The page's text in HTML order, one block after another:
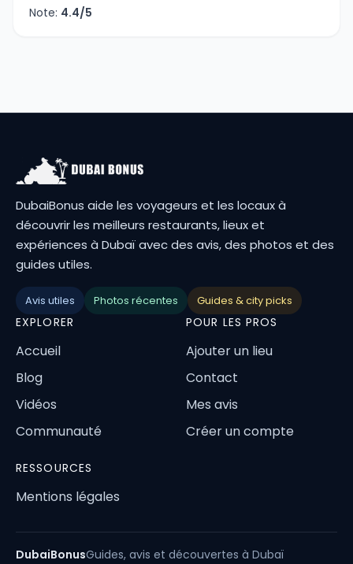
Note: 4.4/5
DubaiBonus aide les voyageurs et les locaux à
découvrir les meilleurs restaurants, lieux et
expériences à Dubaï avec des avis, des photos et des
guides utiles.
Avis utiles Photos récentes Guides & city picks
EXPLORER
Accueil
Blog
Vidéos
Communauté
POUR LES PROS
Ajouter un lieu
Contact
Mes avis
Créer un compte
RESSOURCES
Mentions légales
DubaiBonusGuides, avis et découvertes à Dubaï